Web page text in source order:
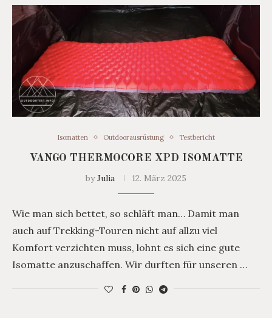
Isomatten Outdoorausrüstung Testbericht
VANGO THERMOCORE XPD ISOMATTE
byJulia 12. März 2025
Wie man sich bettet, so schläft man… Damit man
auch auf Trekking-Touren nicht auf allzu viel
Komfort verzichten muss, lohnt es sich eine gute
Isomatte anzuschaffen. Wir durften für unseren …